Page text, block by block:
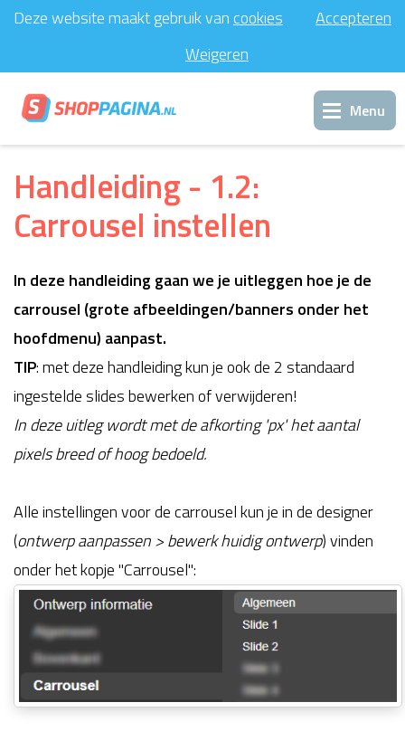
Contact
Menu
Handleiding - 1.2:
Carrousel instellen
In deze handleiding gaan we je uitleggen hoe je de
carrousel (grote afbeeldingen/banners onder het
hoofdmenu) aanpast.
TIP: met deze handleiding kun je ook de 2 standaard
ingestelde slides bewerken of verwijderen!
In deze uitleg wordt met de afkorting 'px' het aantal
pixels breed of hoog bedoeld.
Alle instellingen voor de carrousel kun je in de designer
(ontwerp aanpassen > bewerk huidig ontwerp) vinden
onder het kopje "Carrousel":
Deze website maakt gebruik vancookies
Accepteren
Weigeren